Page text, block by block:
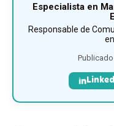
Especialista en
Responsable de